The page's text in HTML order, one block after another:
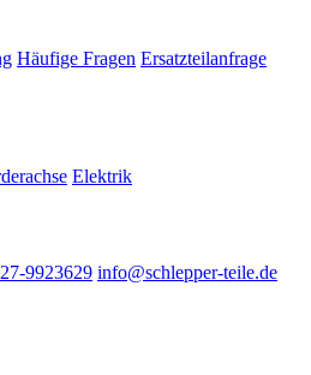
Häufige Fragen Ersatzteilanfrage
Elektrik
9923629 info@schlepper-teile.de